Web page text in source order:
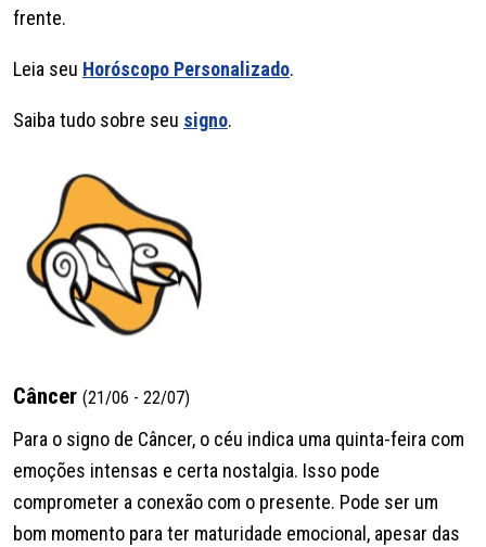
frente.
Leia seu Horóscopo Personalizado.
Saiba tudo sobre seu signo.
Câncer (21/06 - 22/07)
Para o signo de Câncer, o céu indica uma quinta-feira com
emoções intensas e certa nostalgia. Isso pode
comprometer a conexão com o presente. Pode ser um
bom momento para ter maturidade emocional, apesar das